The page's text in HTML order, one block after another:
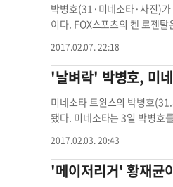
스의 로테이션을 책임졌지만
한편 LA타임즈는 류현진을 5
류현진은 브랜든 맥카시(33),
승권 기자
박병호(31·미네소타·사진)가
이다. FOX스포츠의 켄 로젠탈은 6일 트위터를 통해 전날 자신의 보도를 정정했다. 로젠탈은 지난 5일 "만약 트레이드가 되지 않는다면, 미네소타
것이다. 그를 40인에서 제외한 뒤,
현지 언론들은 미네소타의 결
도신청)을 하면 박병호의 잔
급하고, 새 팀은 박병호에게 메이저리그 최
이 떨어지는 시나리오였고,
차분히 개인훈련을 하며 스프
치고 올라가 살아남겠다"는
2017.02.07. 22:18
'날벼락' 박병호, 미
미네소타 트윈스의 박병호
됐다. 미네소타는 3일 박병호를 지명할당 처리했다. 전날 1년 계약을 체결한 불펜투수 맷 벨라일(37)의 자리를 만들기 위함이다. 미네소타는 지난
호를 지명할당 처리하며 40인 로스터에서 제외했고,
출루율 0.272, 장타율 0.409, OPS
팅 금액 1285만 달러를 썼고,
2017.02.03. 20:43
'메이저리거' 황재균